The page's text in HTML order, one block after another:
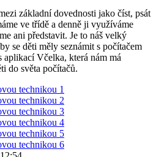
základní dovednosti jako číst, psát
ve třídě a denně ji využíváme
ani představit. Je to náš velký
se děti měly seznámit s počítačem
aplikací Včelka, která nám má
do světa počítačů.